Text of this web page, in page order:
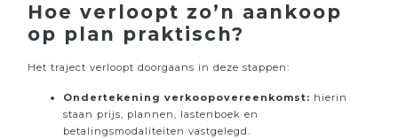
Hoe verloopt zo’n aankoop
op plan praktisch?
Het traject verloopt doorgaans in deze stappen:
Ondertekening verkoopovereenkomst: hierin
staan prijs, plannen, lastenboek en
betalingsmodaliteiten vastgelegd.